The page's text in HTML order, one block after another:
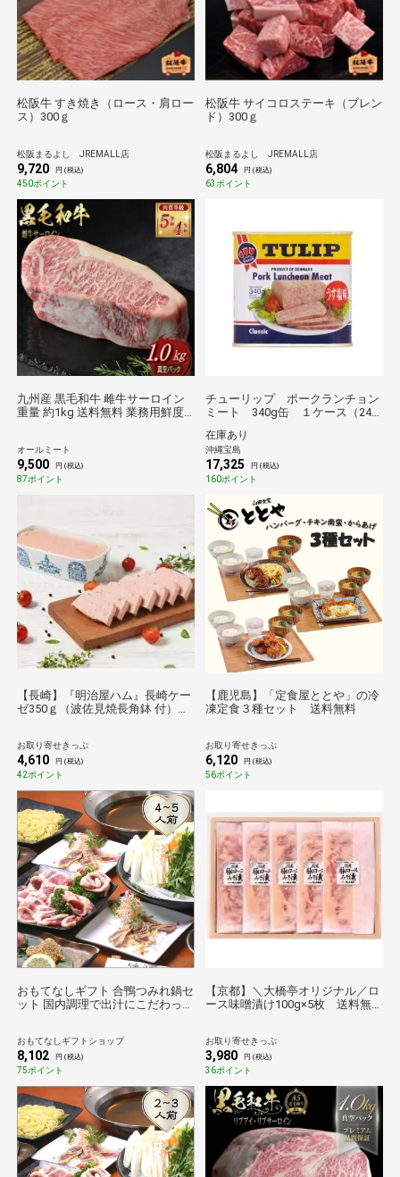
松阪牛 すき焼き（ロース・肩ロー
ス）300ｇ
松阪まるよし JREMALL店
9,720 円 (税込)
450ポイント
松阪牛 サイコロステーキ（ブレン
ド）300ｇ
松阪まるよし JREMALL店
6,804 円 (税込)
63ポイント
九州産 黒毛和牛 雌牛サーロイン
重量 約1kg 送料無料 業務用鮮度
オールミート
9,500 円 (税込)
87ポイント
チューリップ ポークランチョン
ミート 340g缶 １ケース（24
在庫あり
沖縄宝島
17,325 円 (税込)
160ポイント
【長崎】『明治屋ハム』長崎ケー
ゼ350ｇ（波佐見焼長角鉢 付）
お取り寄せきっぷ
4,610 円 (税込)
42ポイント
【鹿児島】「定食屋ととや」の冷
凍定食３種セット 送料無料
お取り寄せきっぷ
6,120 円 (税込)
56ポイント
おもてなしギフト 合鴨つみれ鍋セ
ット 国内調理で出汁にこだわった
40W)
おもてなしギフトショップ
8,102 円 (税込)
75ポイント
【京都】＼大橋亭オリジナル／ロ
ース味噌漬け100g×5枚 送料無
お取り寄せきっぷ
3,980 円 (税込)
36ポイント